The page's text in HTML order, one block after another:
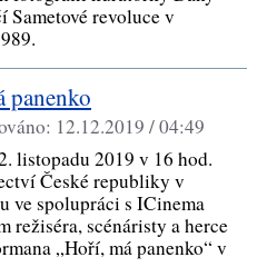
Sametové revoluce v
12.12.2019 / 04:49
listopadu 2019 v 16 hod.
České republiky v
ve spolupráci s ICinema
režiséra, scénáristy a herce
„Hoří, má panenko“ v